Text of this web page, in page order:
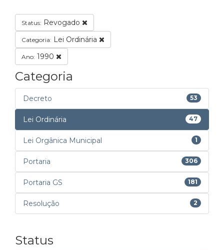
Status: Revogado
Categoria: Lei Ordinária
Ano: 1990
Categoria
Decreto 53
Lei Ordinária 47
Lei Orgânica Municipal 1
Portaria 306
Portaria GS 181
Resolução 2
Status